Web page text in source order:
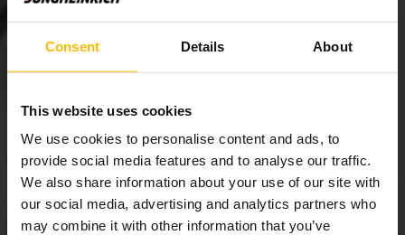
Consent Details About
This website uses cookies
We use cookies to personalise content and ads, to
provide social media features and to analyse our traffic.
We also share information about your use of our site with
our social media, advertising and analytics partners who
may combine it with other information that you’ve